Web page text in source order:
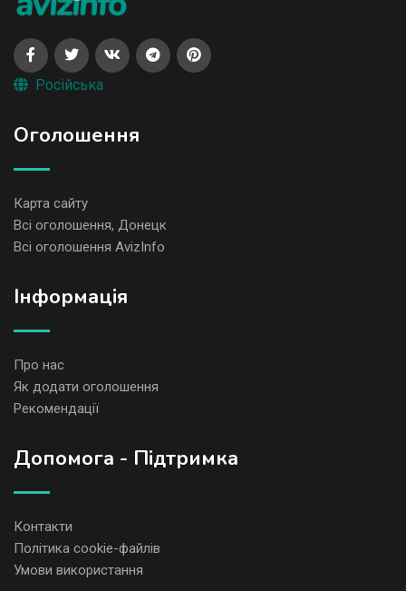
Російська
Оголошення
Карта сайту
Всі оголошення, Донецк
Всі оголошення AvizInfo
Iнформація
Про нас
Як додати оголошення
Рекомендації
Допомога - Підтримка
Контакти
Політика cookie-файлів
Умови використання